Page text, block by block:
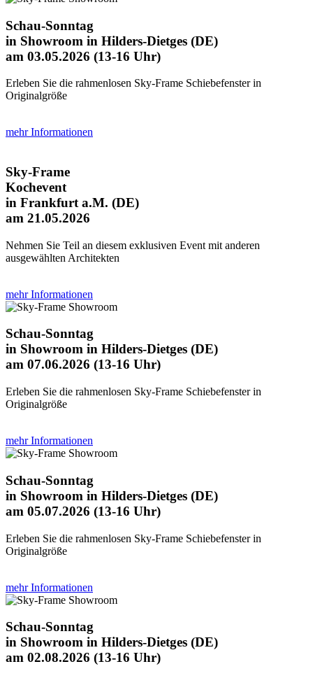
Schau-Sonntag
in Showroom in Hilders-Dietges (DE)
am 03.05.2026 (13-16 Uhr)
Erleben Sie die rahmenlosen Sky-Frame Schiebefenster in
Originalgröße
mehr Informationen
Sky-Frame
Kochevent
in Frankfurt a.M. (DE)
am 21.05.2026
Nehmen Sie Teil an diesem exklusiven Event mit anderen
ausgewählten Architekten
mehr Informationen
Schau-Sonntag
in Showroom in Hilders-Dietges (DE)
am 07.06.2026 (13-16 Uhr)
Erleben Sie die rahmenlosen Sky-Frame Schiebefenster in
Originalgröße
mehr Informationen
Schau-Sonntag
in Showroom in Hilders-Dietges (DE)
am 05.07.2026 (13-16 Uhr)
Erleben Sie die rahmenlosen Sky-Frame Schiebefenster in
Originalgröße
mehr Informationen
Schau-Sonntag
in Showroom in Hilders-Dietges (DE)
am 02.08.2026 (13-16 Uhr)